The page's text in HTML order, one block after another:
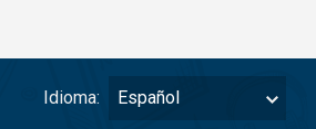
Idioma: Español